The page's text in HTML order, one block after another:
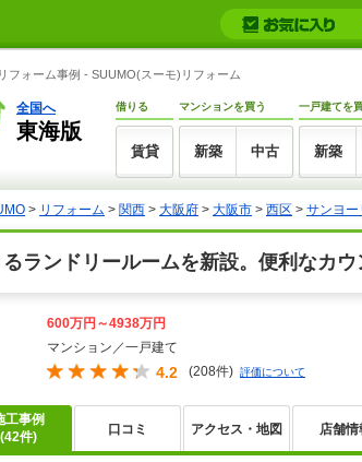
ォーム事例 - SUUMO(スーモ)リフォーム
全国へ
東海版
借りる
賃貸
マンションを買う
新築 中古
一戸建てを
新築
> リフォーム > 関西 > 大阪府 > 大阪市 > 西区 > サンヨー
ランドリールームを新設。便利なカ
600万円～4938万円
マンション／一戸建て
4.2 (208件) 評価について
工事例
(42件)
口コミ アクセス・地図 店舗情